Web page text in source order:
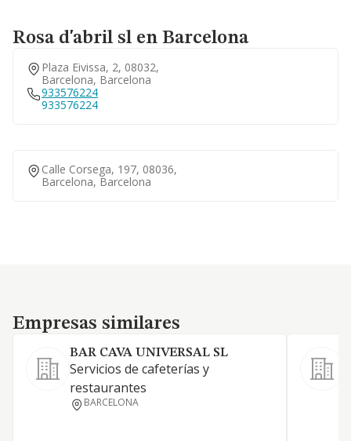
Rosa d'abril sl en Barcelona
Plaza Eivissa, 2, 08032,
Barcelona, Barcelona
933576224
933576224
Calle Corsega, 197, 08036,
Barcelona, Barcelona
Empresas similares
Empresas similares
BAR CAVA UNIVERSAL SL
Servicios de cafeterías y
restaurantes
BARCELONA